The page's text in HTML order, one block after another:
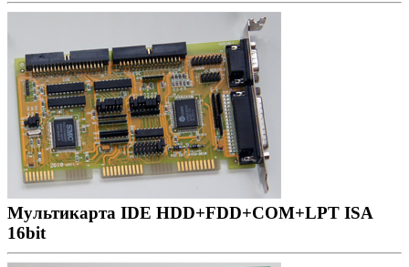
Мультикарта IDE HDD+FDD+COM+LPT ISA
16bit